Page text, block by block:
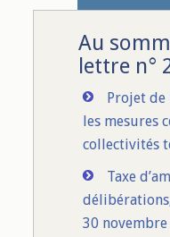
Au
lettre n°
Projet de
les mesures
collectivités
Taxe
30